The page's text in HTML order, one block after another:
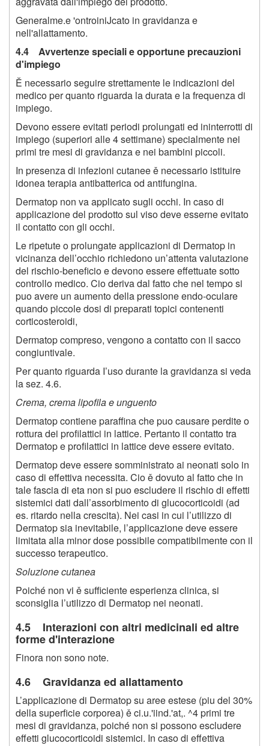
Generalme.e 'ontroiniJcato in gravidanza e
nell'allattamento.
4.4 Avvertenze speciali e opportune precauzioni
d'impiego
Ě necessario seguire strettamente le indicazioni del
medico per quanto riguarda la durata e la frequenza di
impiego.
Devono essere evitati periodi prolungati ed ininterrotti di
impiego (superiori alle 4 settimane) specialmente nei
primi tre mesi di gravidanza e nei bambini piccoli.
In presenza di infezioni cutanee ě necessario istituire
idonea terapia antibatterica od antifungina.
Dermatop non va applicato sugli occhi. In caso di
applicazione del prodotto sul viso deve esserne evitato
il contatto con gli occhi.
Le ripetute o prolungate applicazioni di Dermatop in
vicinanza dell’occhio richiedono un’attenta valutazione
del rischio-beneficio e devono essere effettuate sotto
controllo medico. Cio deriva dal fatto che nel tempo si
puo avere un aumento della pressione endo-oculare
quando piccole dosi di preparati topici contenenti
corticosteroidi,
Dermatop compreso, vengono a contatto con il sacco
congiuntivale.
Per quanto riguarda I’uso durante la gravidanza si veda
la sez. 4.6.
Crema, crema lipofila e unguento
Dermatop contiene paraffina che puo causare perdite o
rottura dei profilattici in lattice. Pertanto il contatto tra
Dermatop e profilattici in lattice deve essere evitato.
Dermatop deve essere somministrato ai neonati solo in
caso di effettiva necessita. Cio ě dovuto al fatto che in
tale fascia di eta non si puo escludere il rischio di effetti
sistemici dati dall’assorbimento di glucocorticoidi (ad
es. ritardo nella crescita). Nei casi in cui l’utilizzo di
Dermatop sia inevitabile, l’applicazione deve essere
limitata alla minor dose possibile compatibilmente con il
successo terapeutico.
Soluzione cutanea
Poiché non vi ě sufficiente esperienza clinica, si
sconsiglia l’utilizzo di Dermatop nei neonati.
4.5 Interazioni con altri medicinali ed altre
forme d'interazione
Finora non sono note.
4.6 Gravidanza ed allattamento
L’applicazione di Dermatop su aree estese (piu del 30%
della superficie corporea) ě ci.u.'iind.'at,. ^4 primi tre
mesi di gravidanza, poiché non si possono escludere
effetti glucocorticoidi sistemici. In caso di effettiva